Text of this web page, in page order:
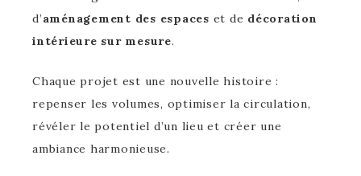
d’aménagement des espaces et de décoration
intérieure sur mesure.
Chaque projet est une nouvelle histoire :
repenser les volumes, optimiser la circulation,
révéler le potentiel d’un lieu et créer une
ambiance harmonieuse.